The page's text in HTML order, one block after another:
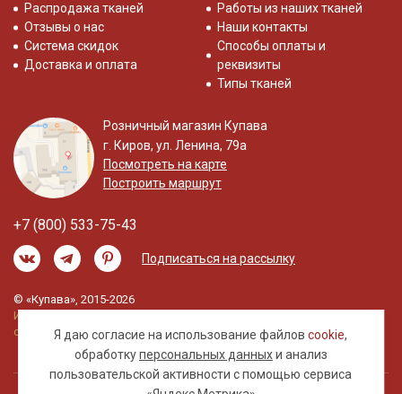
Я даю согласие на использование файловcookie,
обработкуперсональных данныхи анализ
пользовательской активности с помощью сервиса
Распродажа тканей
Отзывы о нас
Система скидок
Доставка и оплата
Работы из наших тканей
Наши контакты
Способы оплаты и
реквизиты
Типы тканей
Розничный магазин Купава
г. Киров, ул. Ленина, 79а
Посмотреть на карте
Построить маршрут
+7 (800) 533-75-43
Подписаться на рассылку
© «Купава», 2015-2026
Информация на сайте не является публичной
офертой.